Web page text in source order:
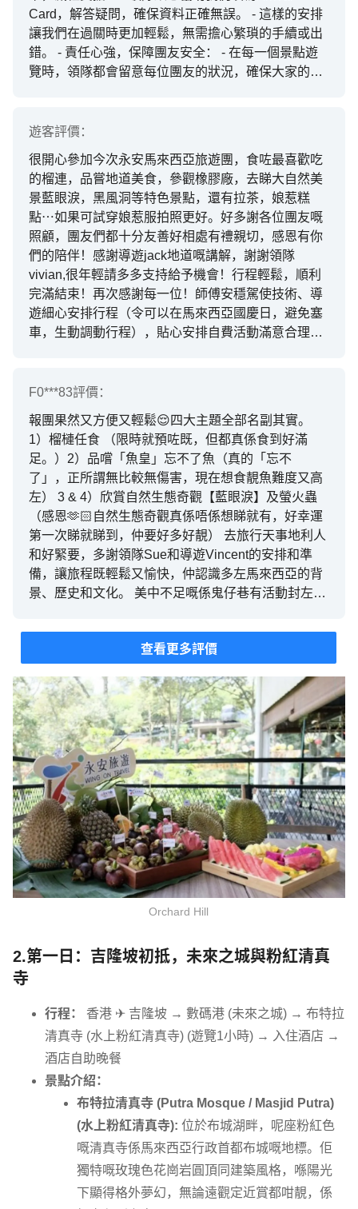
Card，解答疑問，確保資料正確無誤。 - 這樣的安排
讓我們在過關時更加輕鬆，無需擔心繁瑣的手續或出
錯。 - 責任心強，保障團友安全： - 在每一個景點遊
覽時，領隊都會留意每位團友的狀況，確保大家的安
有一位團友生病，領隊迅速帶他到當地的醫療機構檢
程與次日提醒： - 每晚會提前公布第二天的行程安
排，包括景點、時間表及注意事項。 - 這樣的安排讓
我們能夠提前準備，避免遲到或錯過重要活動。 - 也
讓整個旅程中，大家都能放心得到充分的資訊與指
引。 - 整體服務令人放心： - 領隊的細心安排與貼心
服務，使我們在整個旅途過程中感到非常安心與愉
快。 - 從出發到返程，始終有一個有責任心的領導在
背後支持，讓我們專注於享受旅程。
遊客評價：
很開心參加今次永安馬來西亞旅遊團，食咗最喜歡吃
的榴連，品嘗地道美食，參觀橡膠廠，去睇大自然美
景藍眼淚，黑風洞等特色景點，還有拉茶，娘惹糕
點⋯如果可試穿娘惹服拍照更好。好多謝各位團友嘅
照顧，團友們都十分友善好相處有禮親切，感恩有你
們的陪伴！感謝導遊jack地道嘅講解，謝謝領隊
vivian,很年輕請多多支持給予機會！行程輕鬆，順利
完滿結束！再次感謝每一位！師傅安穩駕使技術、導
遊細心安排行程（令可以在馬來西亞國慶日，避免塞
車，生動調動行程），貼心安排自費活動滿意合理！
F0***83評價：
報團果然又方便又輕鬆😌四大主題全部名副其實。
1）榴槤任食 （限時就預咗既，但都真係食到好滿
足。）2）品嚐「魚皇」忘不了魚（真的「忘不
了」，正所謂無比較無傷害，現在想食靚魚難度又高
左） 3 & 4）欣賞自然生態奇觀【藍眼淚】及螢火蟲
（感恩🫶🏻自然生態奇觀真係唔係想睇就有，好幸運
第一次睇就睇到，仲要好多好靚） 去旅行天事地利人
和好緊要，多謝領隊Sue和導遊Vincent的安排和準
備，讓旅程既輕鬆又愉快，仲認識多左馬來西亞的背
景、歷史和文化。 美中不足嘅係鬼仔巷有活動封左，
查看更多評價
Orchard Hill
2.第一日：吉隆坡初抵，未來之城與粉紅清真
寺
行程：
香港 ✈ 吉隆坡 → 數碼港 (未來之城) → 布特拉
清真寺 (水上粉紅清真寺) (遊覽1小時) → 入住酒店 →
酒店自助晚餐
景點介紹：
布特拉清真寺 (Putra Mosque / Masjid Putra)
(水上粉紅清真寺): 位於布城湖畔，呢座粉紅色
嘅清真寺係馬來西亞行政首都布城嘅地標。佢
獨特嘅玫瑰色花崗岩圓頂同建築風格，喺陽光
下顯得格外夢幻，無論遠觀定近賞都咁靚，係